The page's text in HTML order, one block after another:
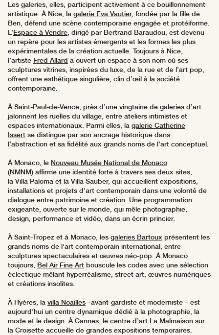
Les galeries, elles, participent activement à ce bouillonnement
artistique. À Nice, la galerie Eva Vautier, fondée par la fille de
Ben, défend une scène contemporaine engagée et protéiforme.
L’Espace à Vendre, dirigé par Bertrand Baraudou, est devenu
un repère pour les artistes émergents et les formes les plus
expérimentales de la création actuelle. Toujours à Nice,
l’artiste Fred Allard a ouvert un espace à son nom où ses
sculptures vitrines, inspirées du luxe, de la rue et de l’art pop,
offrent une esthétique singulière, clin d’œil à la société
contemporaine.
À Saint-Paul-de-Vence, près d’une vingtaine de galeries d’art
jalonnent les ruelles du village, entre ateliers intimistes et
espaces internationaux. Parmi elles, la galerie Catherine
Issert se distingue par son ancrage historique dans
l’abstraction et sa fidélité aux grands noms de l’art conceptuel.
À Monaco, le Nouveau Musée National de Monaco
(NMNM) affirme une identité forte à travers ses deux sites,
la Villa Paloma et la Villa Sauber, qui accueillent expositions,
installations et projets d’art contemporain dans une volonté de
dialogue entre patrimoine et création. Une programmation
exigeante, ouverte sur le monde, qui mêle photographie,
design, performance et vidéo, dans un écrin princier.
À Saint-Tropez et à Monaco, les galeries Bartoux présentent les
grands noms de l’art contemporain international, entre
sculptures spectaculaires et œuvres néo-pop. À Monaco
toujours, Bel Air Fine Art bouscule les codes avec une sélection
éclectique mêlant hyperréalisme, street art, œuvres numériques
et créations insolites.
À Hyères, la villa Noailles –avant-gardiste et moderniste – est
aujourd’hui un centre dynamique dédié à la photographie, la
mode et le design. À Cannes, le centre d’art La Malmaison sur
la Croisette accueille de grandes expositions temporaires.